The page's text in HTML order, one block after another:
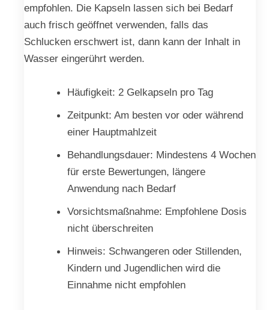
empfohlen. Die Kapseln lassen sich bei Bedarf
auch frisch geöffnet verwenden, falls das
Schlucken erschwert ist, dann kann der Inhalt in
Wasser eingerührt werden.
Häufigkeit: 2 Gelkapseln pro Tag
Zeitpunkt: Am besten vor oder während
einer Hauptmahlzeit
Behandlungsdauer: Mindestens 4 Wochen
für erste Bewertungen, längere
Anwendung nach Bedarf
Vorsichtsmaßnahme: Empfohlene Dosis
nicht überschreiten
Hinweis: Schwangeren oder Stillenden,
Kindern und Jugendlichen wird die
Einnahme nicht empfohlen